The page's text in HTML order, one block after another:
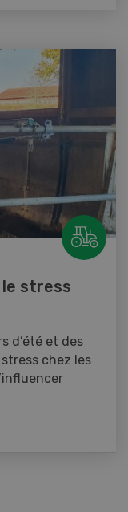
stress
d’été et des
chez les